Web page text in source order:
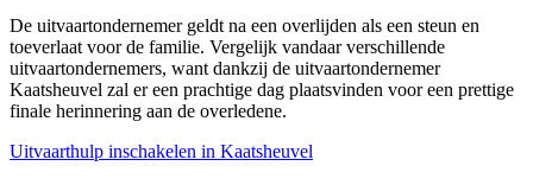
De uitvaartondernemer geldt na een overlijden als een steun en
toeverlaat voor de familie. Vergelijk vandaar verschillende
uitvaartondernemers, want dankzij de uitvaartondernemer
Kaatsheuvel zal er een prachtige dag plaatsvinden voor een prettige
finale herinnering aan de overledene.
Uitvaarthulp inschakelen in Kaatsheuvel